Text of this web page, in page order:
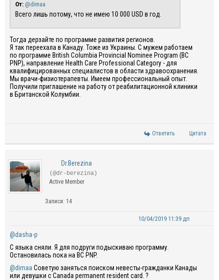
От: @dimaa
Всего лишь потому, что не имею 10 000 USD в год.
Тогда дерзайте по программе развития регионов.
Я так переехала в Канаду. Тоже из Украины. С мужем работаем
по программе British Columbia Provincial Nominee Program (BC
PNP), направление Health Care Professional Category - для
квалифицированных специалистов в области здравоохранения.
Мы врачи-физиотерапевты. Имеем профессиональный опыт.
Получили приглашение на работу от реабилитационной клиники
в Британской Колумбии.
Ответить Цитата
Dr.Berezina
(@dr-berezina)
Active Member
Записи: 14
10/04/2019 11:39 дп
@dasha-p
С языка сняли. Я для подруги подыскиваю программу.
Остановилась пока на BC PNP.
@dimaa Советую заняться поиском невесты-гражданки Канады
или девушки с Canada permanent resident card. ?